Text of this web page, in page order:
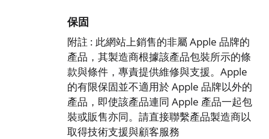
保固
附註 : 此網站上銷售的非屬 Apple 品牌的
產品，其製造商根據該產品包裝所示的條
款與條件，專責提供維修與支援。Apple
的有限保固並不適用於 Apple 品牌以外的
產品，即使該產品連同 Apple 產品一起包
裝或販售亦同。請直接聯繫產品製造商以
取得技術支援與顧客服務